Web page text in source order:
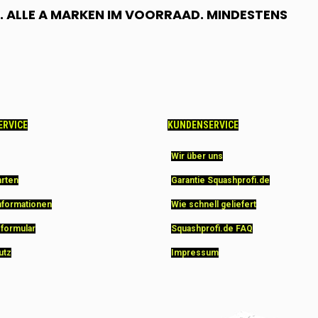
A MARKEN IM VOORRAAD. MINDESTENS
KUNDENSERVICE
Wir über uns
Garantie Squashprofi.de
Wie schnell geliefert
Squashprofi.de FAQ
Impressum